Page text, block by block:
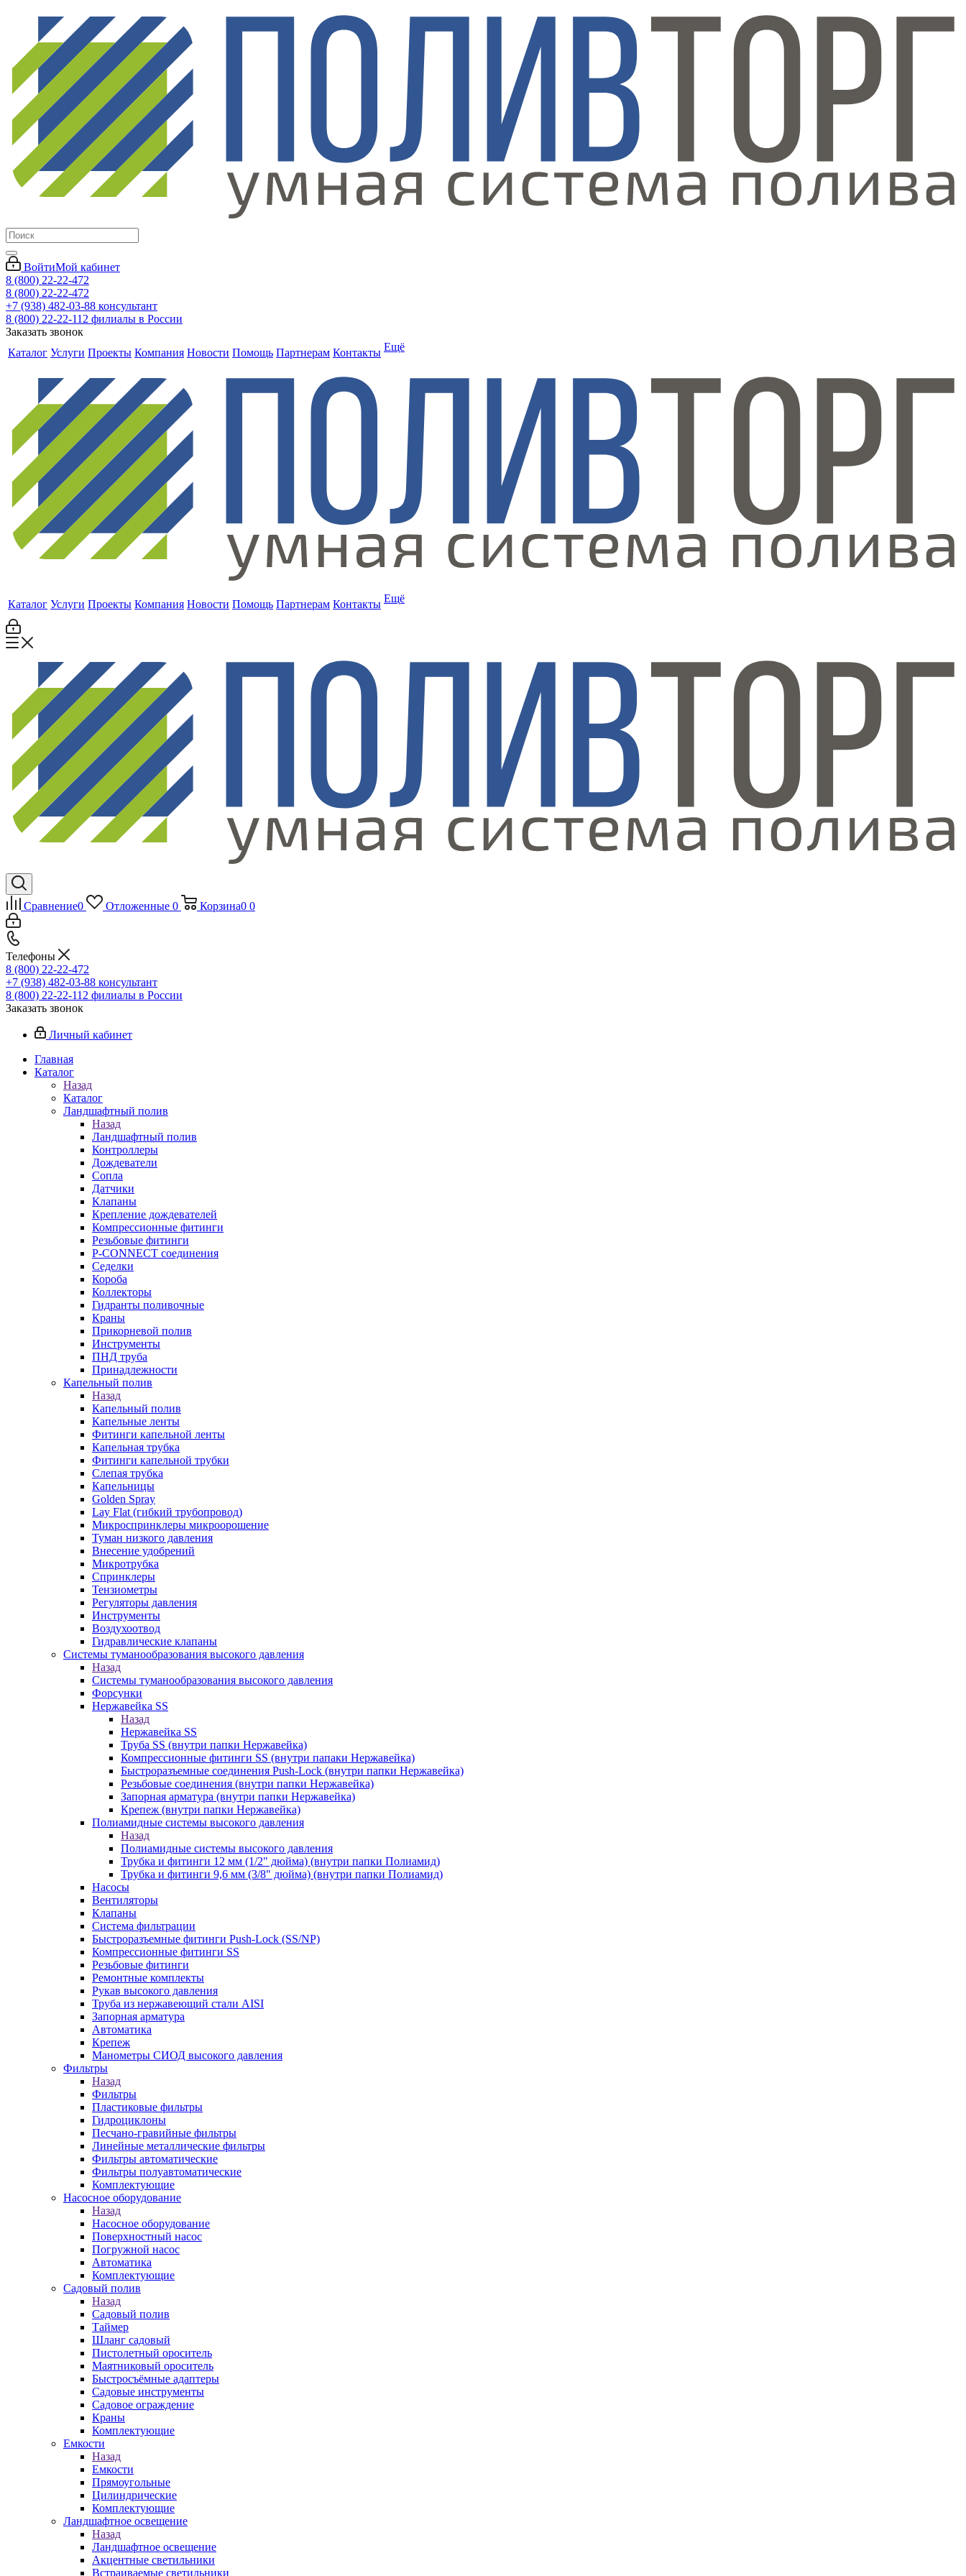
ВойтиМой кабинет
8 (800) 22-22-472
8 (800) 22-22-472
+7 (938) 482-03-88 консультант
8 (800) 22-22-112 филиалы в России
Заказать звонок
Каталог Услуги Проекты Компания Новости Помощь Партнерам Контакты Ещё
Каталог Услуги Проекты Компания Новости Помощь Партнерам Контакты Ещё
Сравнение0 Отложенные 0 Корзина0 0
Телефоны
8 (800) 22-22-472
+7 (938) 482-03-88 консультант
8 (800) 22-22-112 филиалы в России
Заказать звонок
Личный кабинет
Главная
Каталог
Назад
Каталог
Ландшафтный полив
Назад
Ландшафтный полив
Контроллеры
Дождеватели
Сопла
Датчики
Клапаны
Крепление дождевателей
Компрессионные фитинги
Резьбовые фитинги
P-CONNECT соединения
Седелки
Короба
Коллекторы
Гидранты поливочные
Краны
Прикорневой полив
Инструменты
ПНД труба
Принадлежности
Капельный полив
Назад
Капельный полив
Капельные ленты
Фитинги капельной ленты
Капельная трубка
Фитинги капельной трубки
Слепая трубка
Капельницы
Golden Spray
Lay Flat (гибкий трубопровод)
Микроспринклеры микроорошение
Туман низкого давления
Внесение удобрений
Микротрубка
Спринклеры
Тензиометры
Регуляторы давления
Инструменты
Воздухоотвод
Гидравлические клапаны
Системы туманообразования высокого давления
Назад
Системы туманообразования высокого давления
Форсунки
Нержавейка SS
Назад
Нержавейка SS
Труба SS (внутри папки Нержавейка)
Компрессионные фитинги SS (внутри папаки Нержавейка)
Быстроразъемные соединения Push-Lock (внутри папки Нержавейка)
Резьбовые соединения (внутри папки Нержавейка)
Запорная арматура (внутри папки Нержавейка)
Крепеж (внутри папки Нержавейка)
Полиамидные системы высокого давления
Назад
Полиамидные системы высокого давления
Трубка и фитинги 12 мм (1/2" дюйма) (внутри папки Полиамид)
Трубка и фитинги 9,6 мм (3/8" дюйма) (внутри папки Полиамид)
Насосы
Вентиляторы
Клапаны
Система фильтрации
Быстроразъемные фитинги Push-Lock (SS/NP)
Компрессионные фитинги SS
Резьбовые фитинги
Ремонтные комплекты
Рукав высокого давления
Труба из нержавеющий стали AISI
Запорная арматура
Автоматика
Крепеж
Манометры СИОД высокого давления
Фильтры
Назад
Фильтры
Пластиковые фильтры
Гидроциклоны
Песчано-гравийные фильтры
Линейные металлические фильтры
Фильтры автоматические
Фильтры полуавтоматические
Комплектующие
Насосное оборудование
Назад
Насосное оборудование
Поверхностный насос
Погружной насос
Автоматика
Комплектующие
Садовый полив
Назад
Садовый полив
Таймер
Шланг садовый
Пистолетный ороситель
Маятниковый ороситель
Быстросъёмные адаптеры
Садовые инструменты
Садовое ограждение
Краны
Комплектующие
Емкости
Назад
Емкости
Прямоугольные
Цилиндрические
Комплектующие
Ландшафтное освещение
Назад
Ландшафтное освещение
Акцентные светильники
Встраиваемые светильники